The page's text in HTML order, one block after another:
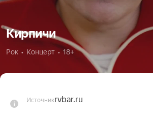
Кирпичи
Рок  •  Концерт  •  18+
Источникrvbar.ru